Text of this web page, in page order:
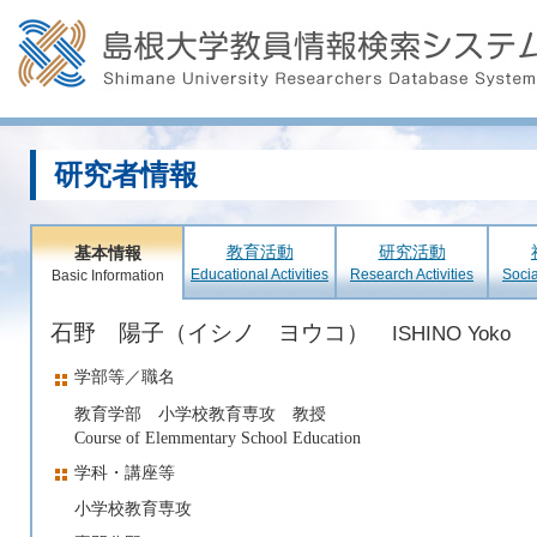
研究者情報
基本情報
Basic Information
教育活動
Educational Activities
研究活動
Research Activities
石野 陽子（イシノ ヨウコ） ISHINO Yoko
学部等／職名
教育学部 小学校教育専攻 教授
Course of Elemmentary School Education
学科・講座等
小学校教育専攻